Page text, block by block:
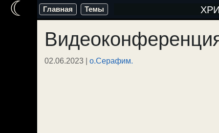
Перейти
содержимому
Главная Темы
02.06.2023 | о.Серафим.
☾